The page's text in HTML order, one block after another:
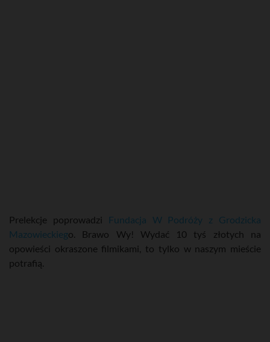
Prelekcje poprowadzi
Fundacja W Podróży z Grodzicka
Mazowieckiego. Brawo Wy! Wydać 10 tyś złotych na
opowieści okraszone filmikami, to tylko w naszym mieście
potrafią.